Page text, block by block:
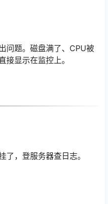
问题。磁盘满了、CPU被
显示在监控上。
了，登服务器查日志。